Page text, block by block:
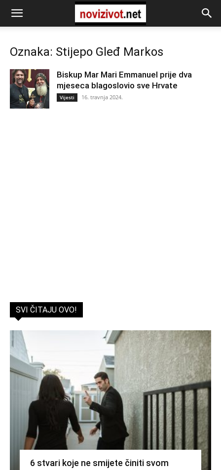
Oznaka: Stijepo Gleđ Markos
Biskup Mar Mari Emmanuel prije dva
mjeseca blagoslovio sve Hrvate
Vijesti 16. travnja 2024.
SVI ČITAJU OVO!
6 stvari koje ne smijete činiti svom